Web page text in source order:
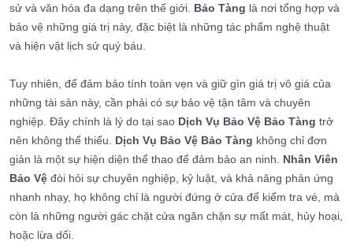
sử và văn hóa đa dạng trên thế giới. Bảo Tàng là nơi tổng hợp và
bảo vệ những giá trị này, đặc biệt là những tác phẩm nghệ thuật
và hiện vật lịch sử quý báu.
Tuy nhiên, để đảm bảo tính toàn vẹn và giữ gìn giá trị vô giá của
những tài sản này, cần phải có sự bảo vệ tận tâm và chuyên
nghiệp. Đây chính là lý do tại sao Dịch Vụ Bảo Vệ Bảo Tàng trở
nên không thể thiếu. Dịch Vụ Bảo Vệ Bảo Tàng không chỉ đơn
giản là một sự hiện diện thể thao để đảm bảo an ninh. Nhân Viên
Bảo Vệ đòi hỏi sự chuyên nghiệp, kỷ luật, và khả năng phản ứng
nhanh nhạy, họ không chỉ là người đứng ở cửa để kiểm tra vé, mà
còn là những người gác chặt cửa ngăn chặn sự mất mát, hủy hoại,
hoặc lừa dối.